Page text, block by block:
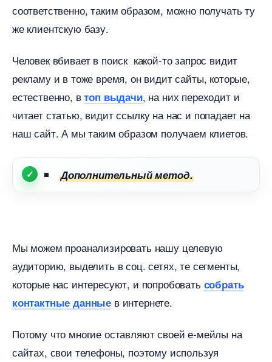
соответственно, таким образом, можно получать ту
же клиентскую базу.
Человек вбивает в поиск какой-то запрос видит
рекламу и в тоже время, он видит сайты, которые,
естественно,топ выдачи, на них переходит и
читает статью, видит ссылку на нас и попадает на
наш сайт. А мы таким образом получаем клиетов.
Дополнительный метод.
Мы можем проанализировать нашу целевую
аудиторию, выделить в соц. сетях, те сегменты,
которые нас интересуют, и попробовать собрать
контактные данные интернете.
Потому что многие оставляют своей е-мейлы на
сайтах, свои телефоны, поэтому используя